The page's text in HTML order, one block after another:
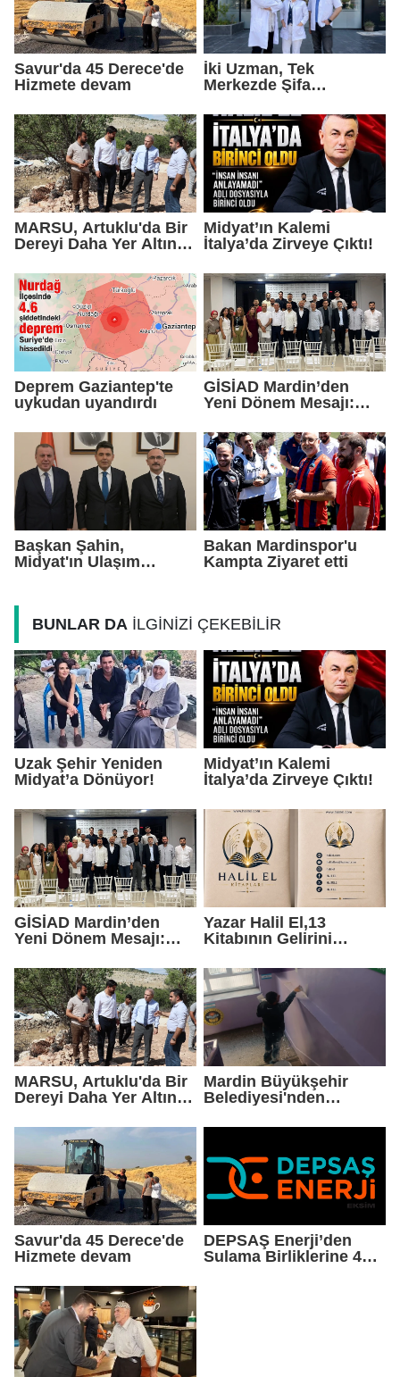
Savur'da 45 Derece'de
Hizmete devam
İki Uzman, Tek
Merkezde Şifa
MARSU, Artuklu'da Bir
Dereyi Daha Yer Altına
Midyat’ın Kalemi
İtalya’da Zirveye Çıktı!
Deprem Gaziantep'te
uykudan uyandırdı
GİSİAD Mardin’den
Yeni Dönem Mesajı:
Daha Çok Üretim
Başkan Şahin,
Midyat'ın Ulaşım
Bakan Mardinspor'u
Kampta Ziyaret etti
BUNLAR DA İLGİNİZİ ÇEKEBİLİR
Uzak Şehir Yeniden
Midyat’a Dönüyor!
Midyat’ın Kalemi
İtalya’da Zirveye Çıktı!
GİSİAD Mardin’den
Yeni Dönem Mesajı:
Daha Çok Üretim
Yazar Halil El,13
Kitabının Gelirini
MARSU, Artuklu'da Bir
Dereyi Daha Yer Altına
Mardin Büyükşehir
Belediyesi'nden
Savur'da 45 Derece'de
Hizmete devam
DEPSAŞ Enerji’den
Sulama Birliklerine 48